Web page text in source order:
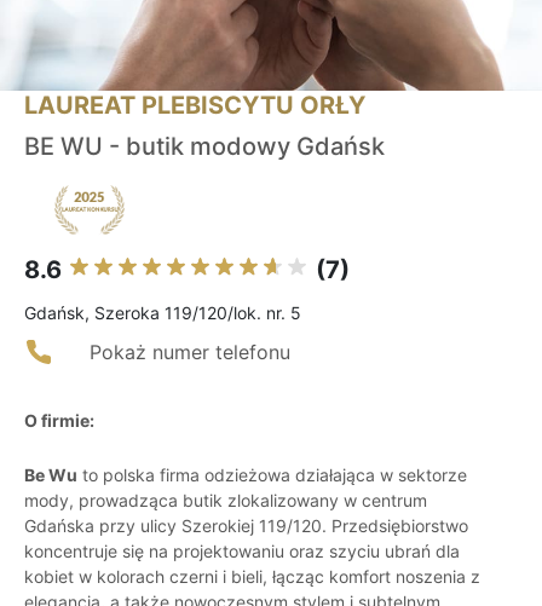
LAUREAT PLEBISCYTU ORŁY
BE WU - butik modowy Gdańsk
8.6 (7)
Gdańsk, Szeroka 119/120/lok. nr. 5
Pokaż numer telefonu
O firmie:
Be Wu to polska firma odzieżowa działająca w sektorze
mody, prowadząca butik zlokalizowany w centrum
Gdańska przy ulicy Szerokiej 119/120. Przedsiębiorstwo
koncentruje się na projektowaniu oraz szyciu ubrań dla
kobiet w kolorach czerni i bieli, łącząc komfort noszenia z
elegancją, a także nowoczesnym stylem i subtelnym